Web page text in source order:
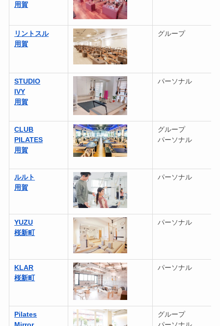
用賀
リントスル
用賀
グループ
STUDIO
IVY
用賀
パーソナル
CLUB
PILATES
用賀
グループ
パーソナル
ルルト
用賀
パーソナル
YUZU
桜新町
パーソナル
KLAR
桜新町
パーソナル
Pilates
グループ